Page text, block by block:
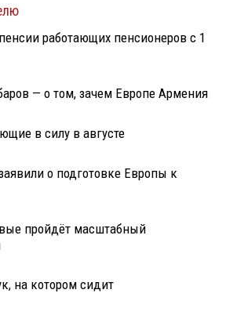
работающих пенсионеров с 1
— о том, зачем Европе Армения
в силу в августе
о подготовке Европы к
пройдёт масштабный
на котором сидит